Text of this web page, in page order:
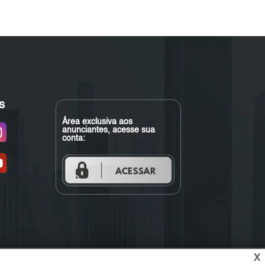
Área exclusiva aos
anunciantes, acesse sua
conta:
X